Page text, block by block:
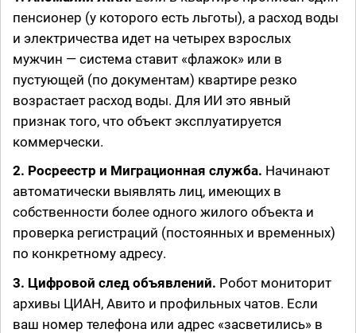
пенсионер (у которого есть льготы), а расход воды
и электричества идет на четырех взрослых
мужчин — система ставит «флажок» или в
пустующей (по документам) квартире резко
возрастает расход воды. Для ИИ это явный
признак того, что объект эксплуатируется
коммерчески.
2. Росреестр и Миграционная служба. Начинают
автоматически выявлять лиц, имеющих в
собственности более одного жилого объекта и
проверка регистраций (постоянных и временных)
по конкретному адресу.
3. Цифровой след объявлений. Робот мониторит
архивы ЦИАН, Авито и профильных чатов. Если
ваш номер телефона или адрес «засветились» в